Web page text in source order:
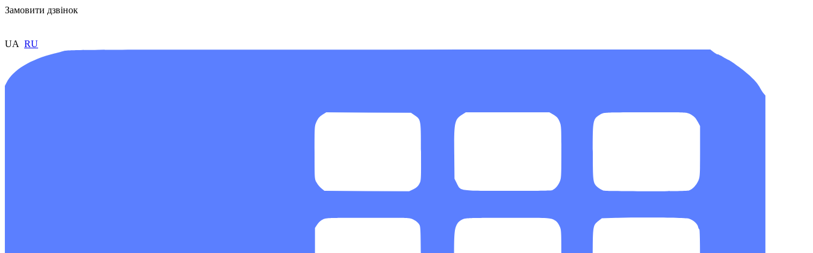
Замовити дзвінок
UA RU